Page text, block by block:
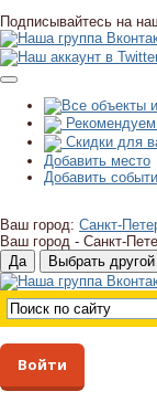
Подписывайтесь на
Скидки для
Добавить место
Добавить
Ваш город: Санкт-
Ваш город - Санкт-
Войти